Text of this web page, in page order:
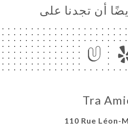
أن تجدنا على
Tra
110 Rue Léon-